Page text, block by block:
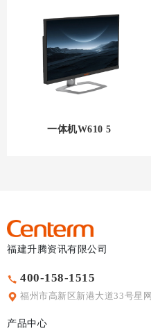
一体机W610 5
福建升腾资讯有限公司
400-158-1515
福州市高新区新港大道33号星
产品中心